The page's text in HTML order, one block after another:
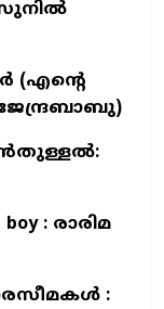
സുനിൽ
(എന്‍റെ
: രാരിമ
: